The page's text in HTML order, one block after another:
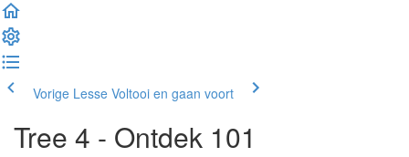
Vorige Lesse Voltooi en gaan voort
Tree 4 - Ontdek 101